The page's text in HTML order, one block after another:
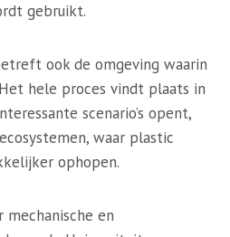
gebruikt.
ook de omgeving waarin
hele proces vindt plaats in
scenario’s opent,
waar plastic
ophopen.
mechanische en